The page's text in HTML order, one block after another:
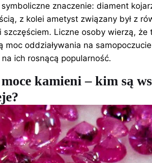
symboliczne znaczenie: diament
z kolei ametyst związany był z
szczęściem. Liczne osoby wierzą, że
moc oddziaływania na
na ich rosnącą popularność.
kamieni – kim są